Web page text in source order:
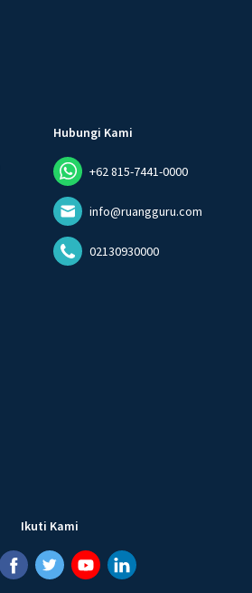
Hubungi Kami
+62 815-7441-0000
info@ruangguru.com
02130930000
Ikuti Kami